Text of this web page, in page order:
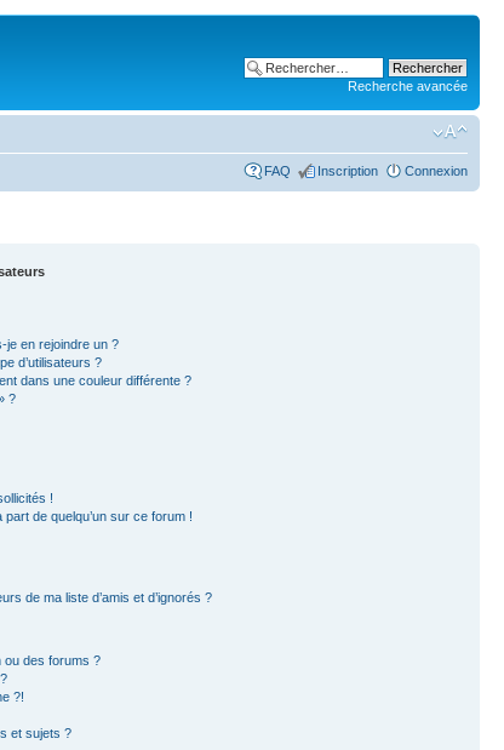
Recherche avancée
FAQ Inscription Connexion
je en rejoindre un ?
d’utilisateurs ?
dans une couleur différente ?
?
!
de quelqu’un sur ce forum !
de ma liste d’amis et d’ignorés ?
ou des forums ?
?!
et sujets ?